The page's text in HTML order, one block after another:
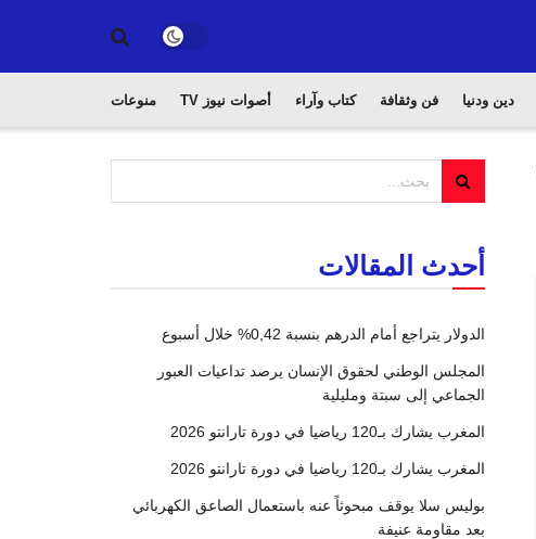
دين ودنيا فن وثقافة كتاب وآراء أصوات نيوز TV منوعات
أحدث المقالات
الدولار يتراجع أمام الدرهم بنسبة 0,42% خلال أسبوع
المجلس الوطني لحقوق الإنسان يرصد تداعيات العبور
الجماعي إلى سبتة ومليلية
المغرب يشارك بـ120 رياضيا في دورة تارانتو 2026
المغرب يشارك بـ120 رياضيا في دورة تارانتو 2026
بوليس سلا يوقف مبحوثاً عنه باستعمال الصاعق الكهربائي
بعد مقاومة عنيفة